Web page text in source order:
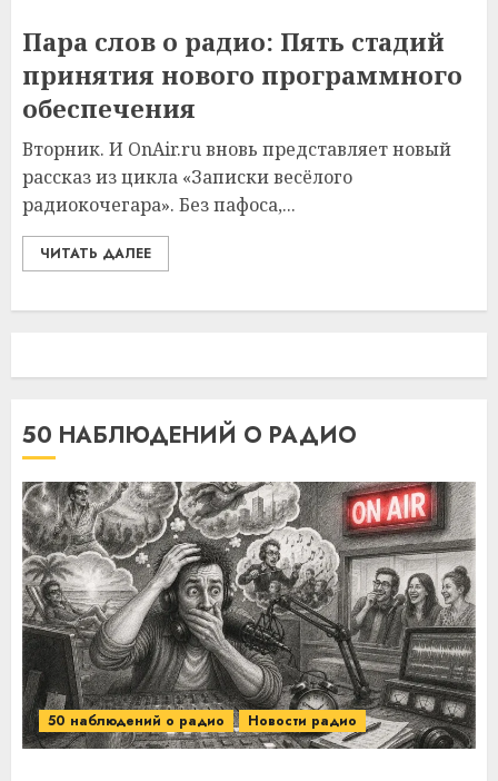
Пара слов о радио: Пять стадий
принятия нового программного
обеспечения
Вторник. И OnAir.ru вновь представляет новый
рассказ из цикла «Записки весёлого
радиокочегара». Без пафоса,...
ЧИТАТЬ ДАЛЕЕ
50 НАБЛЮДЕНИЙ О РАДИО
50 наблюдений о радио Новости радио